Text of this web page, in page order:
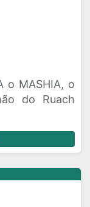
o MASHIA, o
do Ruach